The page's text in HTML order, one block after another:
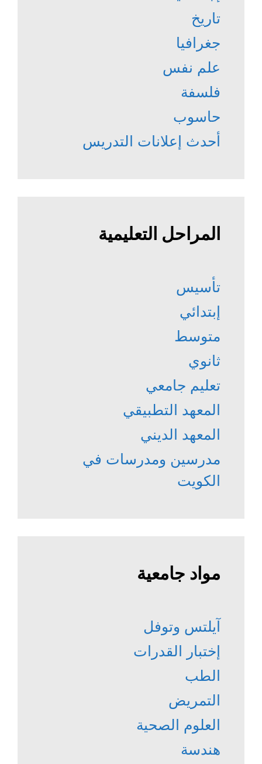
تاريخ
جغرافيا
علم نفس
فلسفة
حاسوب
أحدث إعلانات التدريس
المراحل التعليمية
تأسيس
إبتدائي
متوسط
ثانوي
تعليم جامعي
المعهد التطبيقي
المعهد الديني
مدرسين ومدرسات في
الكويت
مواد جامعية
آيلتس وتوفل
إختبار القدرات
الطب
التمريض
العلوم الصحية
هندسة